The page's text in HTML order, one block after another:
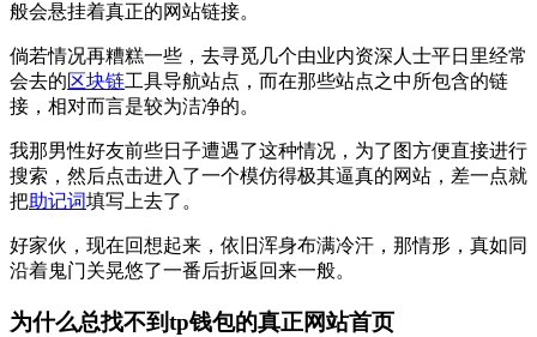
般会悬挂着真正的网站链接。
倘若情况再糟糕一些，去寻觅几个由业内资深人士平日里经常
会去的区块链工具导航站点，而在那些站点之中所包含的链
接，相对而言是较为洁净的。
我那男性好友前些日子遭遇了这种情况，为了图方便直接进行
搜索，然后点击进入了一个模仿得极其逼真的网站，差一点就
把助记词填写上去了。
好家伙，现在回想起来，依旧浑身布满冷汗，那情形，真如同
沿着鬼门关晃悠了一番后折返回来一般。
为什么总找不到tp钱包的真正网站首页